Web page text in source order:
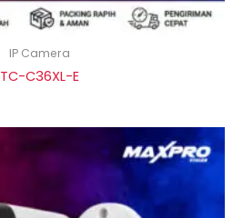
IP Camera
TC-C36XL-E